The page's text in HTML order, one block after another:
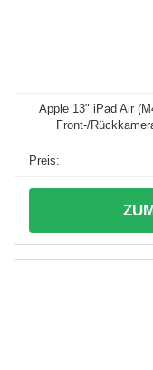
Apple 13" iPad Air
Front‑/